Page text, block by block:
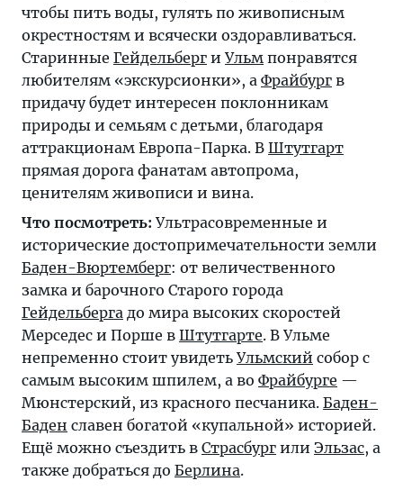
чтобы пить воды, гулять по живописным
окрестностям и всячески оздоравливаться.
Старинные Гейдельберг и Ульм понравятся
любителям «экскурсионки», а Фрайбург в
придачу будет интересен поклонникам
природы и семьям с детьми, благодаря
аттракционам Европа-Парка. В Штутгарт
прямая дорога фанатам автопрома,
ценителям живописи и вина.
Что посмотреть: Ультрасовременные и
исторические достопримечательности земли
Баден-Вюртемберг: от величественного
замка и барочного Старого города
Гейдельберга до мира высоких скоростей
Мерседес и Порше в Штутгарте. В Ульме
непременно стоит увидеть Ульмский собор с
самым высоким шпилем, а во Фрайбурге —
Мюнстерский, из красного песчаника. Баден-
Баден славен богатой «купальной» историей.
Ещё можно съездить в Страсбург или Эльзас, а
также добраться до Берлина.